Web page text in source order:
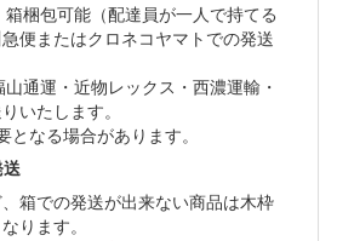
梱包可能（配達員が一人で持てる
便またはクロネコヤマトでの発送
通運・近物レックス・西濃運輸・
いたします。
なる場合があります。
箱での発送が出来ない商品は木枠
ります。